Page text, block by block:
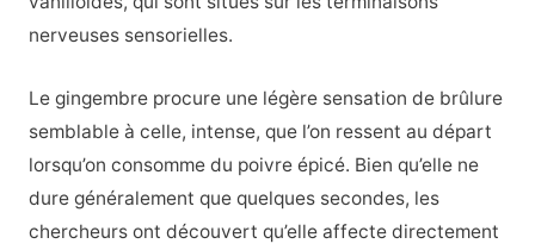
nerveuses sensorielles.
Le gingembre procure une légère sensation de brûlure
semblable à celle, intense, que l’on ressent au départ
lorsqu’on consomme du poivre épicé. Bien qu’elle ne
dure généralement que quelques secondes, les
chercheurs ont découvert qu’elle affecte directement